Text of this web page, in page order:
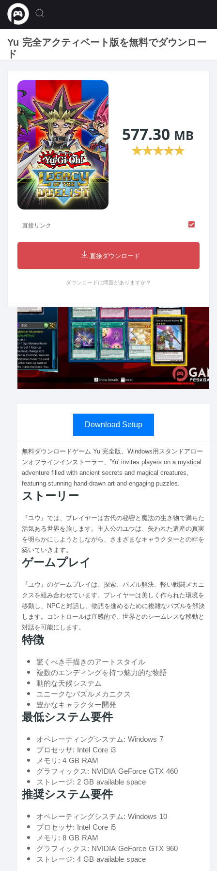
Yu 完全アクティベート版を無料でダウンロー
ド
Download Setup
無料ダウンロードゲーム Yu 完全版、Windows用スタンドアロー
ンオフラインインストーラー、'Yu' invites players on a mystical
adventure filled with ancient secrets and magical creatures,
featuring stunning hand-drawn art and engaging puzzles.
ストーリー
『ユウ』では、プレイヤーは古代の秘密と魔法の生き物で満ちた
活気ある世界を旅します。主人公のユウは、失われた遺産の真実
を明らかにしようとしながら、さまざまなキャラクターとの絆を
築いていきます。
ゲームプレイ
『ユウ』のゲームプレイは、探索、パズル解決、軽い戦闘メカニ
クスを組み合わせています。プレイヤーは美しく作られた環境を
移動し、NPCと対話し、物語を進めるために複雑なパズルを解決
します。コントロールは直感的で、世界とのシームレスな移動と
対話を可能にします。
特徴
驚くべき手描きのアートスタイル
複数のエンディングを持つ魅力的な物語
動的な天候システム
ユニークなパズルメカニクス
豊かなキャラクター開発
最低システム要件
オペレーティングシステム: Windows 7
プロセッサ: Intel Core i3
メモリ: 4 GB RAM
グラフィックス: NVIDIA GeForce GTX 460
ストレージ: 2 GB available space
推奨システム要件
オペレーティングシステム: Windows 10
プロセッサ: Intel Core i5
メモリ: 8 GB RAM
グラフィックス: NVIDIA GeForce GTX 960
ストレージ: 4 GB available space
577.30 MB
★★★★★
直接リンク
直接ダウンロード
ダウンロードに問題がありますか？